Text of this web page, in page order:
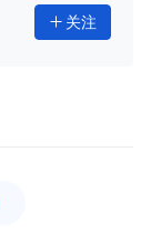
 关注